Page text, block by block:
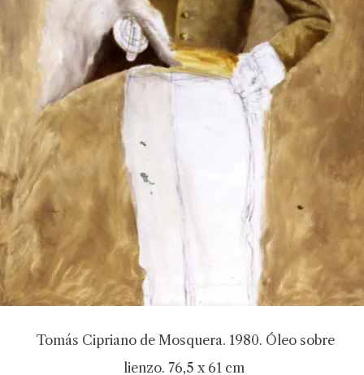
Tomás Cipriano de Mosquera. 1980. Óleo sobre
lienzo. 76,5 x 61 cm